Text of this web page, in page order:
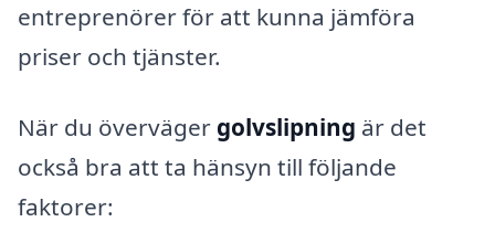
entreprenörer för att kunna jämföra
priser och tjänster.
När du överväger golvslipning är det
också bra att ta hänsyn till följande
faktorer: